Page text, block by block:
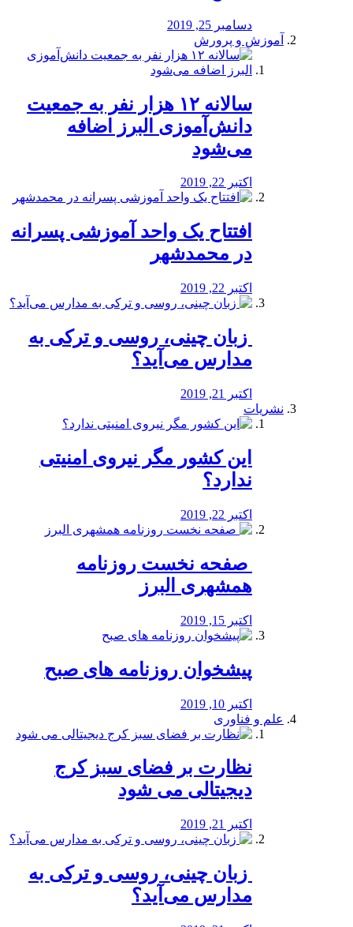
دسامبر 25, 2019
آموزش و پرورش
️سالانه ۱۲ هزار نفر به جمعیت
دانش‌آموزی البرز اضافه
می‌شود
اکتبر 22, 2019
افتتاح یک واحد آموزشی پسرانه
در محمدشهر
اکتبر 22, 2019
️ زبان چینی، روسی و ترکی به
مدارس می‌آید؟
اکتبر 21, 2019
نشریات
این کشور مگر نیروی امنیتی
ندارد؟
اکتبر 22, 2019
️ صفحه نخست روزنامه‌
همشهری البرز
اکتبر 15, 2019
پیشخوان روزنامه های صبح
اکتبر 10, 2019
علم و فناوری
نظارت بر فضای سبز کرج
دیجیتالی می شود
اکتبر 21, 2019
️ زبان چینی، روسی و ترکی به
مدارس می‌آید؟